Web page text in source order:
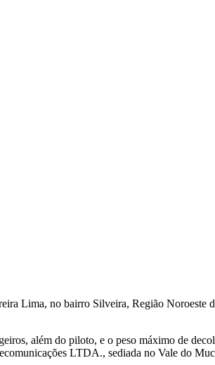
Lima, no bairro Silveira, Região Noroeste
além do piloto, e o peso máximo de
LTDA., sediada no Vale do